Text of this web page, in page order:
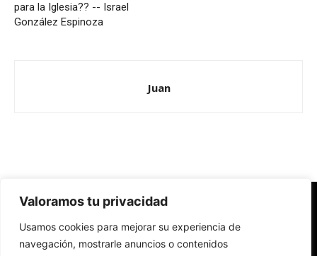
Valoramos tu privacidad
Usamos cookies para mejorar su experiencia de
navegación, mostrarle anuncios o contenidos
para la Iglesia?? -- Israel
González Espinoza
Juan
Redes Cristianas
Una mirada alternativa sobre la Iglesia católica y la sociedad
- Colectivos de Redes Cristianas